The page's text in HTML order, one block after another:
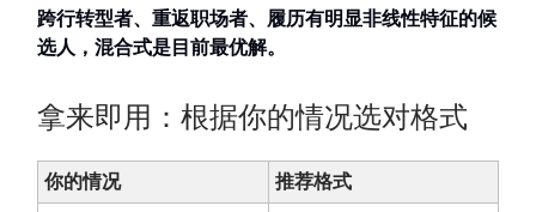
跨行转型者、重返职场者、履历有明显非线性特征的候
选人，混合式是目前最优解。
拿来即用：根据你的情况选对格式
你的情况 推荐格式